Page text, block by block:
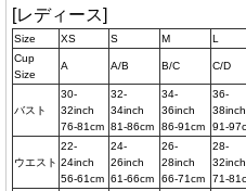
[レディース]
Size XS S M L
Cup
Size
A A/B B/C C/D
バスト
30-
32inch
76-81cm
32-
34inch
81-86cm
34-
36inch
86-91cm
36-
38inch
91-
ウエスト
22-
24inch
56-61cm
24-
26inch
61-66cm
26-
28inch
66-71cm
28-
32inch
71-